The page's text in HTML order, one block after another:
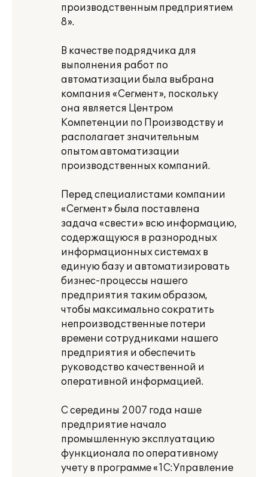
производственным предприятием
8».
В качестве подрядчика для
выполнения работ по
автоматизации была выбрана
компания «Сегмент», поскольку
она является Центром
Компетенции по Производству и
располагает значительным
опытом автоматизации
производственных компаний.
Перед специалистами компании
«Сегмент» была поставлена
задача «свести» всю информацию,
содержащуюся в разнородных
информационных системах в
единую базу и автоматизировать
бизнес-процессы нашего
предприятия таким образом,
чтобы максимально сократить
непроизводственные потери
времени сотрудниками нашего
предприятия и обеспечить
руководство качественной и
оперативной информацией.
С середины 2007 года наше
предприятие начало
промышленную эксплуатацию
функционала по оперативному
учету в программе «1С:Управление